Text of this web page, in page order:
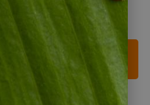
Reisewünsche